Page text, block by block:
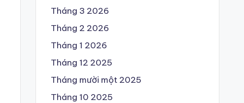
Tháng 3 2026
Tháng 2 2026
Tháng 1 2026
Tháng 12 2025
Tháng mười một 2025
Tháng 10 2025